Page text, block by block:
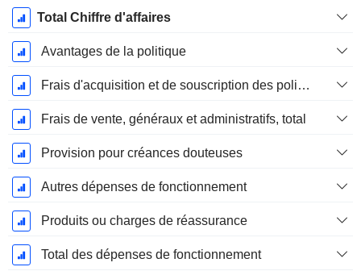
Total Chiffre d'affaires
Avantages de la politique
Frais d'acquisition et de souscription des polices, total
Frais de vente, généraux et administratifs, total
Provision pour créances douteuses
Autres dépenses de fonctionnement
Produits ou charges de réassurance
Total des dépenses de fonctionnement